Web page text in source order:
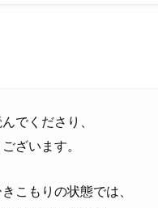
でくださり、
ざいます。
こもりの状態では、